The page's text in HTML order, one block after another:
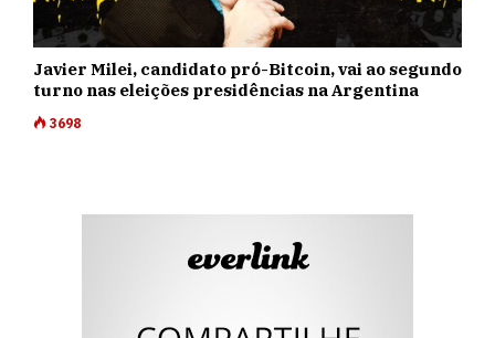
Javier Milei, candidato pró-Bitcoin, vai ao segundo
turno nas eleições presidências na Argentina
3698